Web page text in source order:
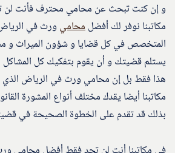
و إن كنت تبحث عن محامي محترف فأنت
مكاتبنا نوفر لك أفضلمحامي ورث في
المتخصص في كل قضايا و شؤون الميراث و
يستلم قضيتك و أن يقوم بتفكيك كل المشاكل
هذا فقط بل إن محامي ورث في الرياض الذي
مكاتبنا أيضا يقدك مختلف أنواع المشورة
بذلك قد تقدم على الخطوة الصحيحة في